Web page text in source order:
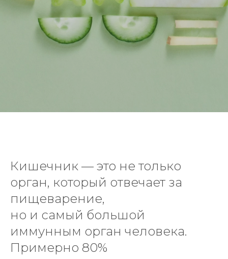
Кишечник — это не только
орган, который отвечает за
пищеварение,
но и самый большой
иммунным орган человека.
Примерно 80%